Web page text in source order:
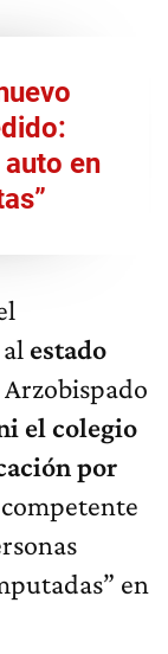
en
estado
Arzobispado
el colegio
por
competente
en